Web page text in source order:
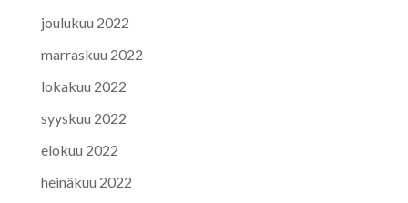
joulukuu 2022
marraskuu 2022
lokakuu 2022
syyskuu 2022
elokuu 2022
heinäkuu 2022